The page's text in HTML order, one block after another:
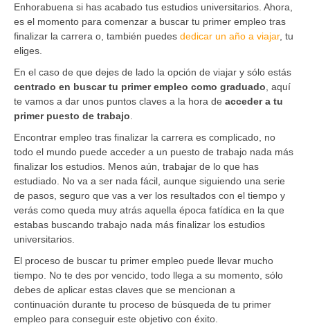
Enhorabuena si has acabado tus estudios universitarios. Ahora,
es el momento para comenzar a buscar tu primer empleo tras
finalizar la carrera o, también puedes dedicar un año a viajar, tu
eliges.
En el caso de que dejes de lado la opción de viajar y sólo estás
centrado en buscar tu primer empleo como graduado , aquí
te vamos a dar unos puntos claves a la hora de acceder a tu
primer puesto de trabajo
Encontrar empleo tras finalizar la carrera es complicado, no
todo el mundo puede acceder a un puesto de trabajo nada más
finalizar los estudios. Menos aún, trabajar de lo que has
estudiado. No va a ser nada fácil, aunque siguiendo una serie
de pasos, seguro que vas a ver los resultados con el tiempo y
verás como queda muy atrás aquella época fatídica en la que
estabas buscando trabajo nada más finalizar los estudios
universitarios.
El proceso de buscar tu primer empleo puede llevar mucho
tiempo. No te des por vencido, todo llega a su momento, sólo
debes de aplicar estas claves que se mencionan a
continuación durante tu proceso de búsqueda de tu primer
empleo para conseguir este objetivo con éxito.